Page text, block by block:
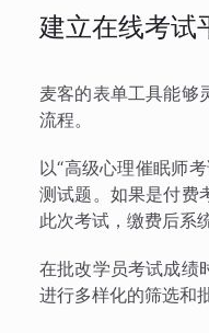
建立在线考试
麦客的表单工具能够
流程。
以“高级心理催眠师
测试题。如果是付费
此次考试，缴费后系
在批改学员考试成绩
进行多样化的筛选和